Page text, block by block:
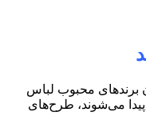
برندهای محبوب لباس
می‌شوند، طرح‌های